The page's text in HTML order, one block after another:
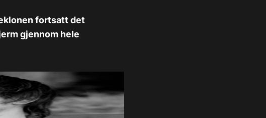
fortsatt det
gjennom hele